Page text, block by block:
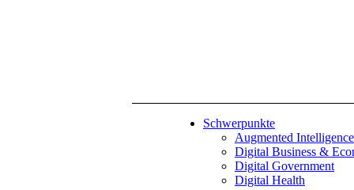
Schwerpunkte
Augmented Intelligence
Digital Business &
Digital Government
Digital Health